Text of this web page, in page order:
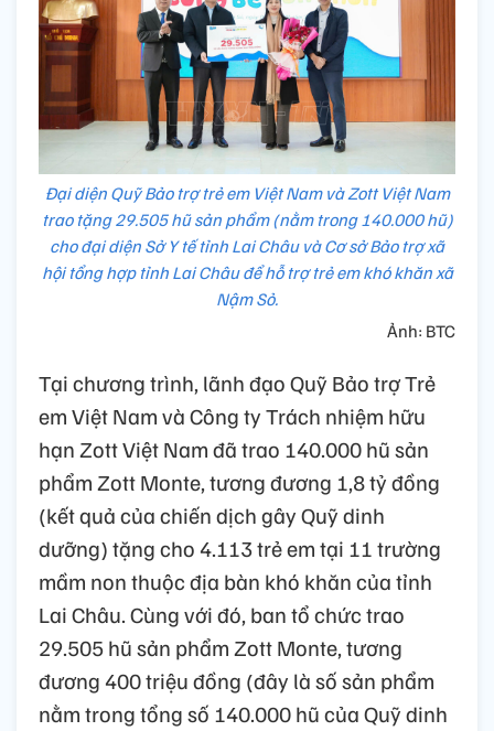
Đại diện Quỹ Bảo trợ trẻ em Việt Nam và Zott Việt Nam
trao tặng 29.505 hũ sản phẩm (nằm trong 140.000 hũ)
cho đại diện Sở Y tế tỉnh Lai Châu và Cơ sở Bảo trợ xã
hội tổng hợp tỉnh Lai Châu để hỗ trợ trẻ em khó khăn xã
Nậm Sỏ.
Ảnh: BTC
Tại chương trình, lãnh đạo Quỹ Bảo trợ Trẻ
em Việt Nam và Công ty Trách nhiệm hữu
hạn Zott Việt Nam đã trao 140.000 hũ sản
phẩm Zott Monte, tương đương 1,8 tỷ đồng
(kết quả của chiến dịch gây Quỹ dinh
dưỡng) tặng cho 4.113 trẻ em tại 11 trường
mầm non thuộc địa bàn khó khăn của tỉnh
Lai Châu. Cùng với đó, ban tổ chức trao
29.505 hũ sản phẩm Zott Monte, tương
đương 400 triệu đồng (đây là số sản phẩm
nằm trong tổng số 140.000 hũ của Quỹ dinh